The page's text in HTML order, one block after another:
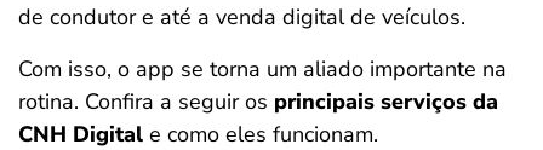
de condutor e até a venda digital de veículos.
Com isso, o app se torna um aliado importante na
rotina. Confira a seguir os principais serviços da
CNH Digital e como eles funcionam.